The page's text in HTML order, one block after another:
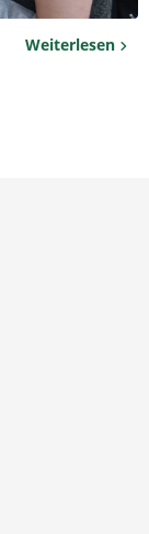
Weiterlesen